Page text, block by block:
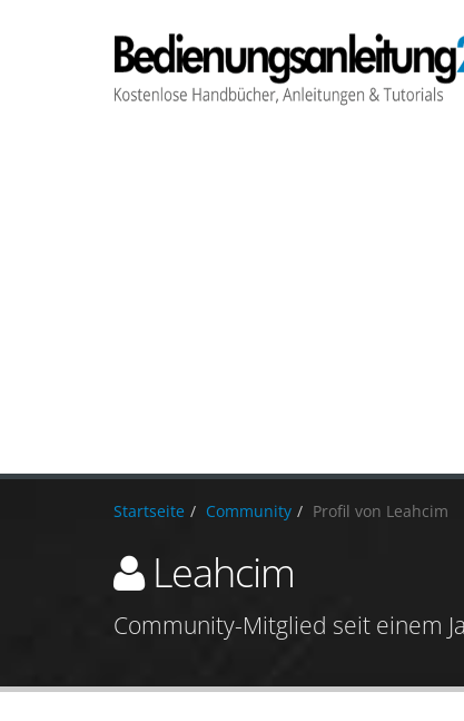
Startseite Community Profil von Leahcim
Leahcim
Community-Mitglied seit einem